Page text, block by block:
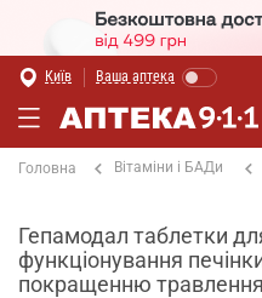
Київ Ваша аптека
Головна Вітаміни і БАДи
Гепамодал таблетки
функціонування
покращенню